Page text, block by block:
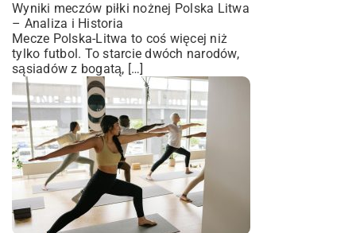
Wyniki meczów piłki nożnej Polska Litwa
– Analiza i Historia
Mecze Polska-Litwa to coś więcej niż
tylko futbol. To starcie dwóch narodów,
sąsiadów z bogatą, […]